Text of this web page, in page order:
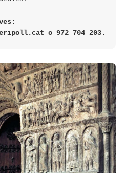
o 972 704 203.